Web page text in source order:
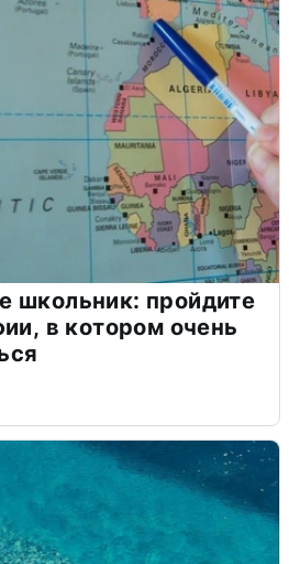
школьник: пройдите
в котором очень